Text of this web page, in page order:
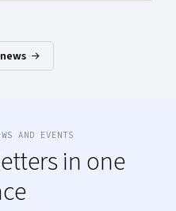
AND EVENTS
in one